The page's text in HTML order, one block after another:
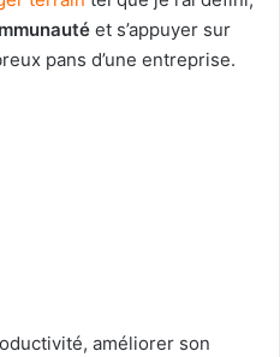
et s’appuyer sur
pans d’une entreprise.
améliorer son